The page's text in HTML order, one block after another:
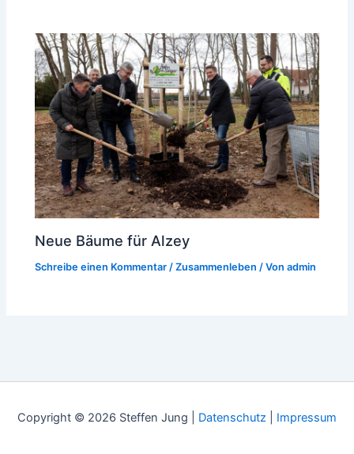
Neue Bäume für Alzey
Schreibe einen Kommentar /Zusammenleben / Vonadmin
Copyright © 2026 Steffen Jung | Datenschutz Impressum